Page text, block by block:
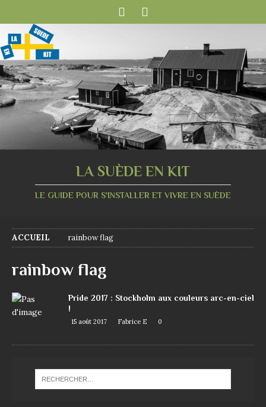
LA SUÈDE EN KIT
LE GUIDE POUR S'INSTALLER ET VIVRE EN SUÈDE
ACCUEIL rainbow flag
rainbow flag
Pride 2017 : Stockholm aux couleurs arc-en-ciel
!
15 août 2017 Fabrice E 0